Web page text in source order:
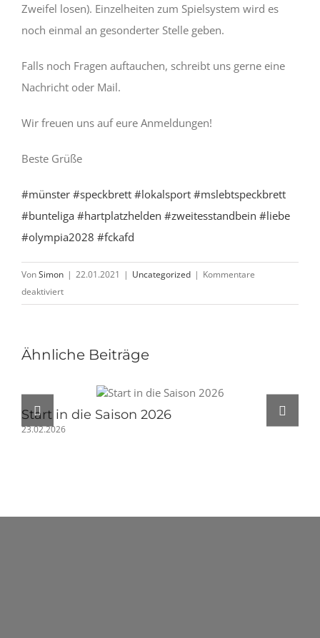
Zweifel losen). Einzelheiten zum Spielsystem wird es
noch einmal an gesonderter Stelle geben.
Falls noch Fragen auftauchen, schreibt uns gerne eine
Nachricht oder Mail.
Wir freuen uns auf eure Anmeldungen!
Beste Grüße
#münster #speckbrett #lokalsport #mslebtspeckbrett
#bunteliga #hartplatzhelden #zweitesstandbein #liebe
#olympia2028 #fckafd
VonSimon | 22.01.2021 | Uncategorized | Kommentare
deaktiviertfür
Schnell
Ähnliche Beiträge
Start in die Saison 2026
23.02.2026